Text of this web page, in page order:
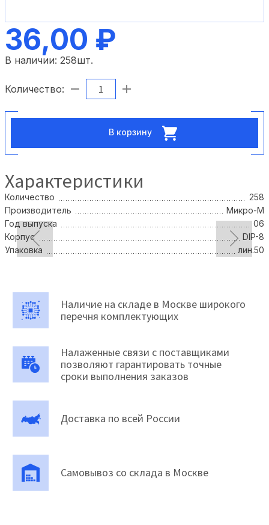
36,00 ₽
В наличии: 258шт.
Количество:
В корзину
Характеристики
Количество
258
Производитель
Микро-М
Год выпуска
06
Корпус
DIP-8
Упаковка
лин.50
Наличие на складе в Москве широкого
перечня комплектующих
Налаженные связи с поставщиками
позволяют гарантировать точные
сроки выполнения заказов
Доставка по всей России
Самовывоз со склада в Москве